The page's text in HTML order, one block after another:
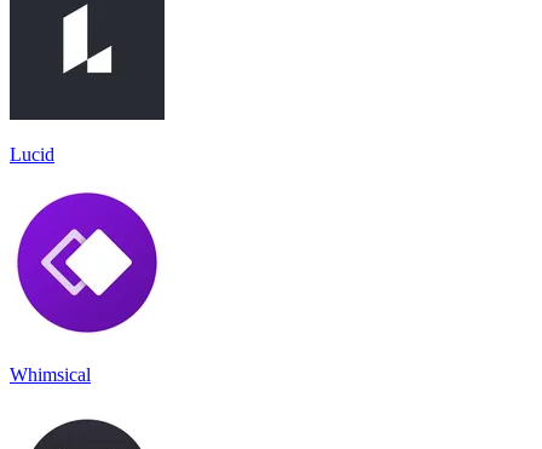
Lucid
Whimsical